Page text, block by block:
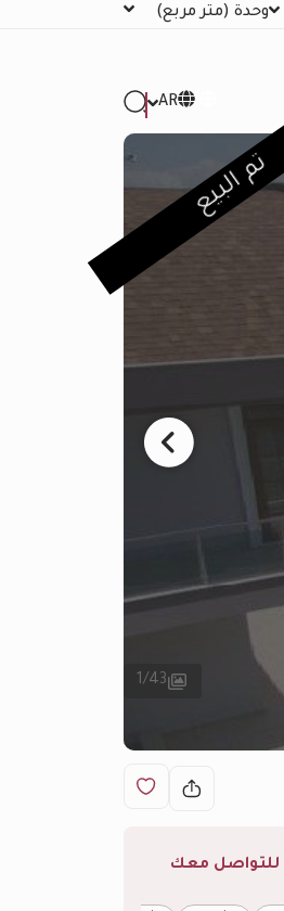
وحدة (متر مربع)
AR
تم البيع
1/43
للتواصل معك